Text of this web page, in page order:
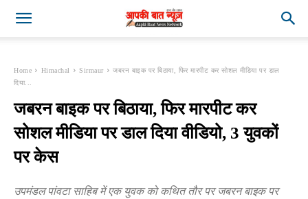
Home Himachal Sirmaur
जबरन बाइक पर बिठाया, फिर मारपीट कर सोशल मीडिया पर डाल
दिया...
जबरन बाइक पर बिठाया, फिर मारपीट कर
सोशल मीडिया पर डाल दिया वीडियो, 3 युवकों
पर केस
उपमंडल पांवटा साहिब में एक युवक को कथित तौर पर जबरन बाइक पर